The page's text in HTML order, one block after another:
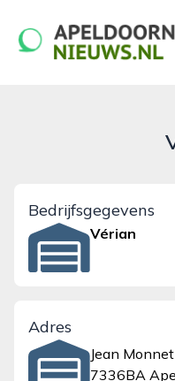
apeldoornsnieuws.nl
Bedrijfsgegevens
Vérian
Adres
Jean
7336BA